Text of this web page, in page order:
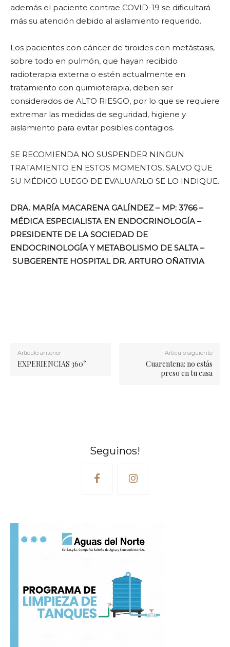
además el paciente contrae COVID-19 se dificultará
más su atención debido al aislamiento requerido.
Los pacientes con cáncer de tiroides con metástasis,
sobre todo en pulmón, que hayan recibido
radioterapia externa o estén actualmente en
tratamiento con quimioterapia, deben ser
considerados de ALTO RIESGO, por lo que se requiere
extremar las medidas de seguridad, higiene y
aislamiento para evitar posibles contagios.
SE RECOMIENDA NO SUSPENDER NINGUN
TRATAMIENTO EN ESTOS MOMENTOS, SALVO QUE
SU MÉDICO LUEGO DE EVALUARLO SE LO INDIQUE.
DRA. MARÍA MACARENA GALÍNDEZ – MP: 3766 –
MÉDICA ESPECIALISTA EN ENDOCRINOLOGÍA –
PRESIDENTE DE LA SOCIEDAD DE
ENDOCRINOLOGÍA Y METABOLISMO DE SALTA –
SUBGERENTE HOSPITAL DR. ARTURO OÑATIVIA
Artículo anterior
EXPERIENCIAS 360°
Artículo siguiente
Cuarentena: no estás
preso en tu casa
Seguinos!